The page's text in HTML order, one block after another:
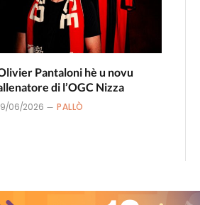
Pantaloni hè u novu
di l’OGC Nizza
06/2026 PALLÒ